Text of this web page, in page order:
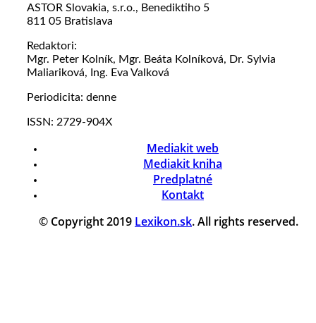
ASTOR Slovakia, s.r.o., Benediktiho 5
811 05 Bratislava
Redaktori:
Mgr. Peter Kolník, Mgr. Beáta Kolníková, Dr. Sylvia
Maliariková, Ing. Eva Valková
Periodicita: denne
ISSN: 2729-904X
Mediakit web
Mediakit kniha
Predplatné
Kontakt
© Copyright 2019 Lexikon.sk. All rights reserved.